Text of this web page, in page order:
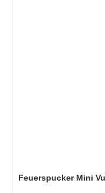
Feuerspucker Mini